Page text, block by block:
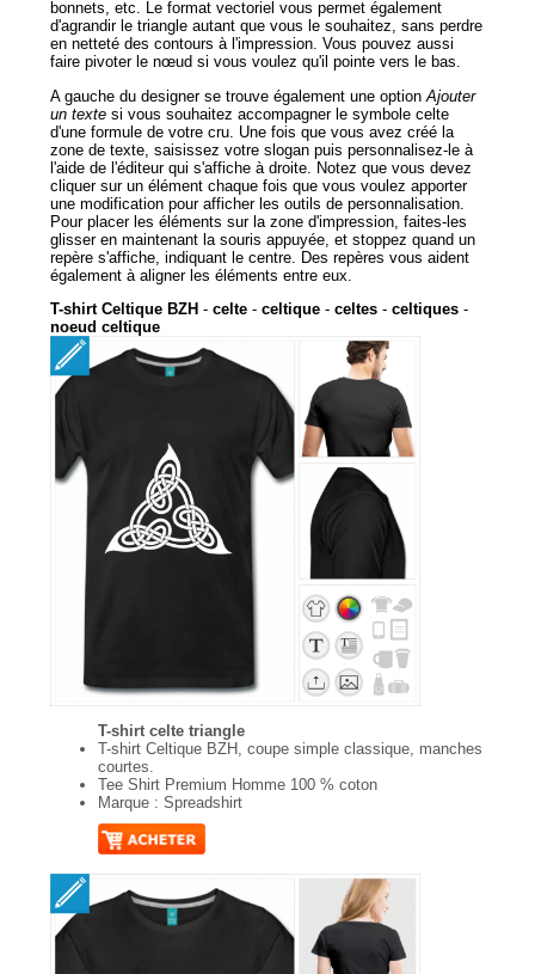
bonnets, etc. Le format vectoriel vous permet également
d'agrandir le triangle autant que vous le souhaitez, sans perdre
en netteté des contours à l'impression. Vous pouvez aussi
faire pivoter le nœud si vous voulez qu'il pointe vers le bas.
A gauche du designer se trouve également une option Ajouter
un textesi vous souhaitez accompagner le symbole celte
d'une formule de votre cru. Une fois que vous avez créé la
zone de texte, saisissez votre slogan puis personnalisez-le à
l'aide de l'éditeur qui s'affiche à droite. Notez que vous devez
cliquer sur un élément chaque fois que vous voulez apporter
une modification pour afficher les outils de personnalisation.
Pour placer les éléments sur la zone d'impression, faites-les
glisser en maintenant la souris appuyée, et stoppez quand un
repère s'affiche, indiquant le centre. Des repères vous aident
également à aligner les éléments entre eux.
T-shirt Celtique BZH - celte- celtique- celtes- celtiques-
noeud celtique
T-shirt celte triangle
T-shirt Celtique BZH, coupe simple classique, manches
courtes.
Tee Shirt Premium Homme 100 % coton
Marque : Spreadshirt